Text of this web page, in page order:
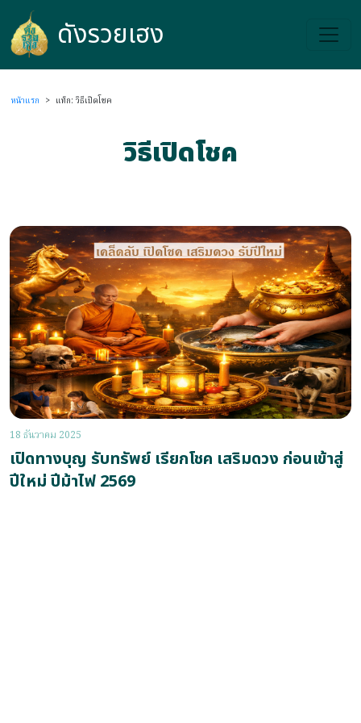
ดังรวยเฮง
ดังรวยเฮง
หน้าแรก > แท็ก: วิธีเปิดโชค
วิธีเปิดโชค
18 ธันวาคม 2025
เปิดทางบุญ รับทรัพย์ เรียกโชค เสริมดวง ก่อนเข้าสู่
ปีใหม่ ปีม้าไฟ 2569